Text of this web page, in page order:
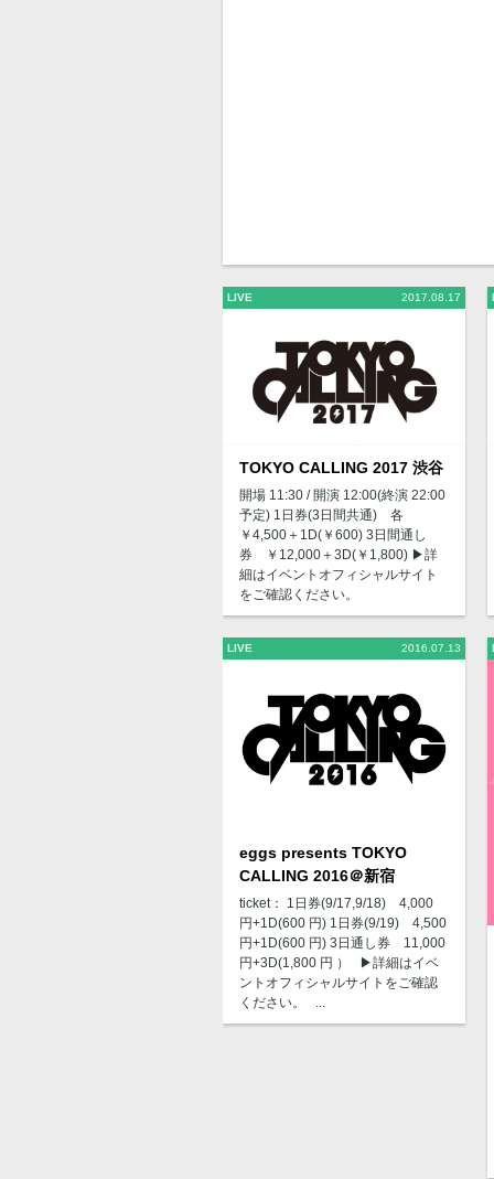
LIVE 2017.08.17
TOKYO CALLING 2017 渋谷
開場 11:30 / 開演 12:00(終演 22:00
予定) 1日券(3日間共通) 各
￥4,500＋1D(￥600) 3日間通し
券 ￥12,000＋3D(￥1,800) ▶︎詳
細はイベントオフィシャルサイト
をご確認ください。
LIVE 2016.07.13
eggs presents TOKYO
CALLING 2016＠新宿
ticket： 1日券(9/17,9/18) 4,000
円+1D(600 円) 1日券(9/19) 4,500
円+1D(600 円) 3日通し券 11,000
円+3D(1,800 円 ） ▶︎詳細はイベ
ントオフィシャルサイトをご確認
ください。 ...